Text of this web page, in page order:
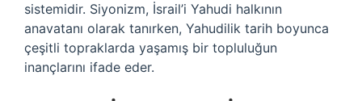
sistemidir. Siyonizm, İsrail’i Yahudi halkının
anavatanı olarak tanırken, Yahudilik tarih boyunca
çeşitli topraklarda yaşamış bir topluluğun
inançlarını ifade eder.